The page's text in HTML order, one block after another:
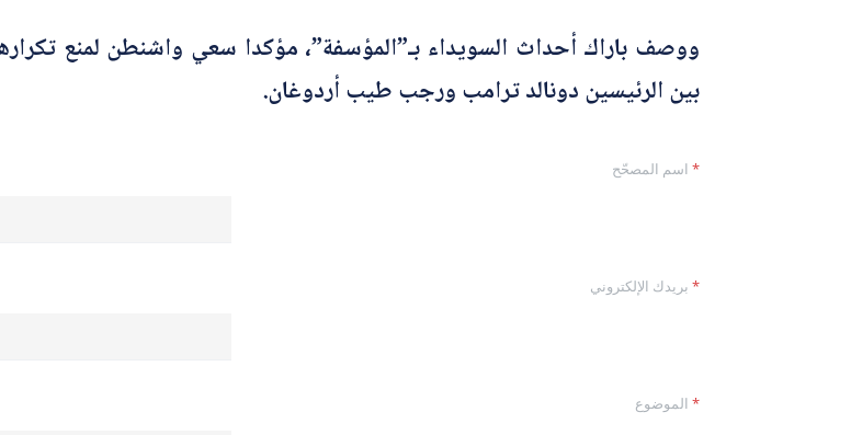
ووصف باراك أحداث السويداء بـ”المؤسفة”، مؤكدا سعي واشنطن لمنع
بين الرئيسين دونالد ترامب ورجب طيب أردوغان.
*
*
*